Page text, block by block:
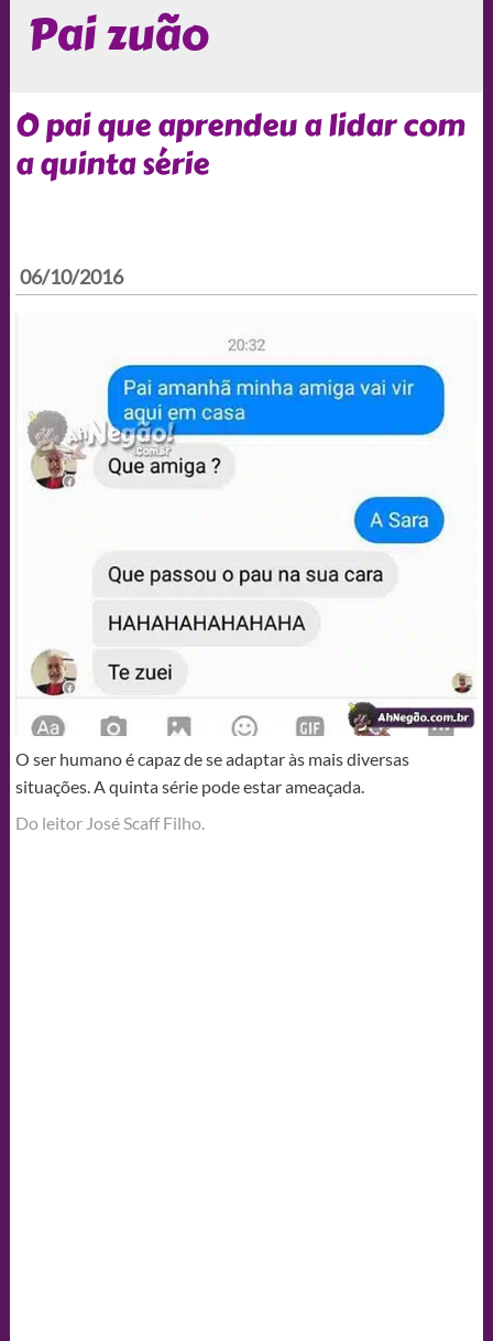
Pai zuão
O pai que aprendeu a lidar com
a quinta série
06/10/2016
O ser humano é capaz de se adaptar às mais diversas
situações. A quinta série pode estar ameaçada.
Do leitor José Scaff Filho.